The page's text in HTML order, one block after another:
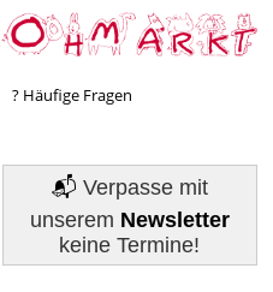
? Häufige Fragen
📬 Verpasse mit
unserem Newsletter
keine Termine!